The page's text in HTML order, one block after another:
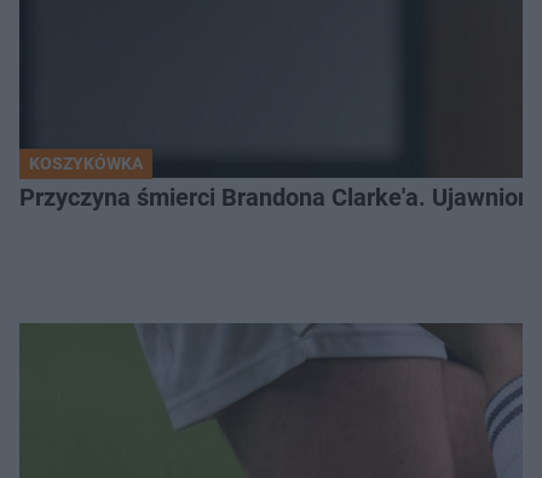
KOSZYKÓWKA
Przyczyna śmierci Brandona Clarke'a.